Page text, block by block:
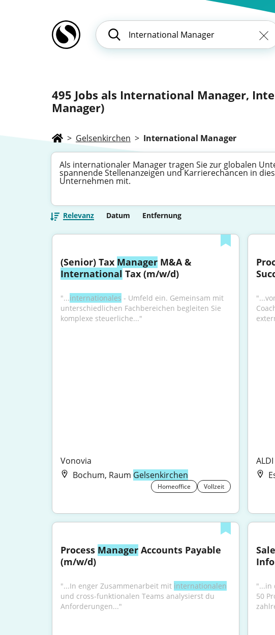
495 Jobs als International Manager,
Manager)
> Gelsenkirchen > International Manager
Als internationaler Manager tragen Sie zur globalen
spannende Stellenanzeigen und Karrierechancen in
Unternehmen mit.
Relevanz Datum Entfernung
(Senior) Tax Manager
International Tax (m/w/d)
"...internationales - Umfeld ein. Gemeinsam mit
unterschiedlichen Fachbereichen begleiten Sie
komplexe steuerliche..."
Vonovia
Bochum, Raum Gelsenkirchen
Homeoffice Vollzeit
Process Manager Accounts Payable
(m/w/d)
"...In enger Zusammenarbeit mit internationalen
und cross-funktionalen Teams analysierst du
Anforderungen..."
"...in
50